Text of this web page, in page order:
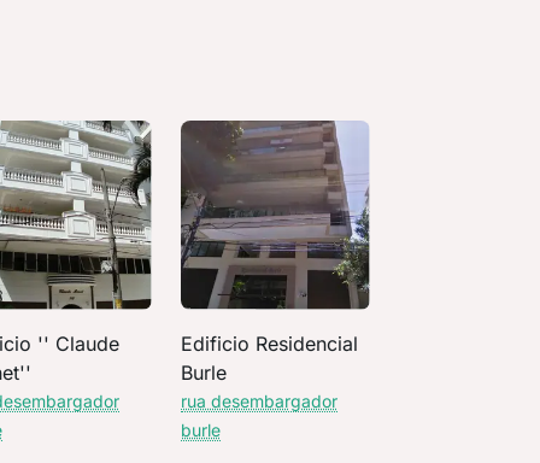
'' Claude
Edificio Residencial
Burle
rua desembargador
burle